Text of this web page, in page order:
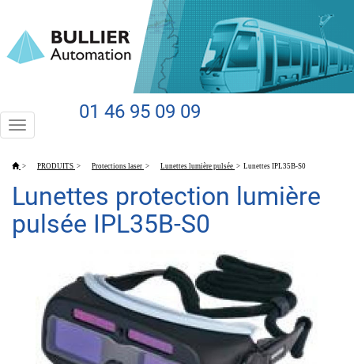
01 46 95 09 09
Toggle
> PRODUITS > Protections laser > Lunettes lumière pulsée > Lunettes IPL35B-S0
Lunettes protection lumière
pulsée IPL35B-S0